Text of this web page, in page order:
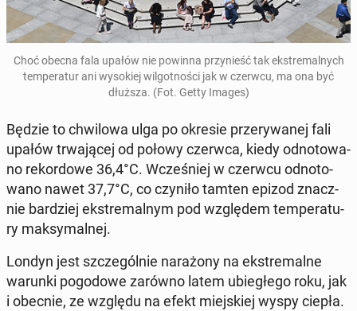
Choć obecna fala upałów nie powinna przy­nieść tak eks­tre­mal­nych
tem­pe­ra­tur ani wy­so­kiej wil­got­no­ści jak w czerwcu, ma ona być
dłuższa. (Fot. Getty Images)
Będzie to chwi­lo­wa ulga po okresie prze­ry­wa­nej fali
upałów trwa­ją­cej od połowy czerwca, kiedy od­no­to­wa­
no re­kor­do­we 36,4°C. Wcze­śniej w czerwcu od­no­to­
wa­no nawet 37,7°C, co czyniło tamten epizod znacz­
nie bar­dziej eks­tre­mal­nym pod wzglę­dem tem­pe­ra­tu­
ry mak­sy­mal­nej.
Londyn jest szcze­gól­nie na­ra­żo­ny na eks­tre­mal­ne
warunki po­go­do­we zarówno latem ubie­głe­go roku, jak
i obecnie, ze względu na efekt miej­skiej wyspy ciepła.